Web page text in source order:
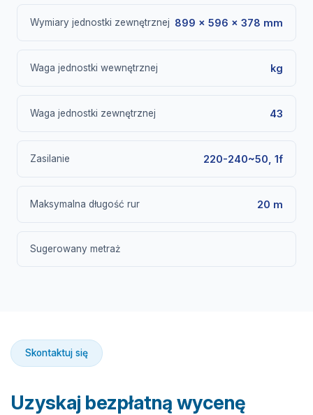
Wymiary jednostki zewnętrznej 899 × 596 × 378 mm
Waga jednostki wewnętrznej kg
Waga jednostki zewnętrznej 43
Zasilanie 220-240~50, 1f
Maksymalna długość rur 20 m
Sugerowany metraż
Skontaktuj się
Uzyskaj bezpłatną wycenę